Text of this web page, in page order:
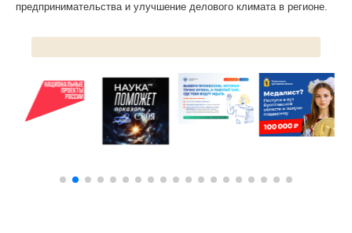
НАУКА И МЕЖДУНАРОДНАЯ ДЕЯТЕЛЬНОСТЬ
ПРОТИВОДЕЙСТВИЕ ТЕРРОРИЗМУ
ПРОТИВОДЕЙСТВИЕ КОРРУПЦИИ
предпринимательства и улучшение делового климата в регионе.